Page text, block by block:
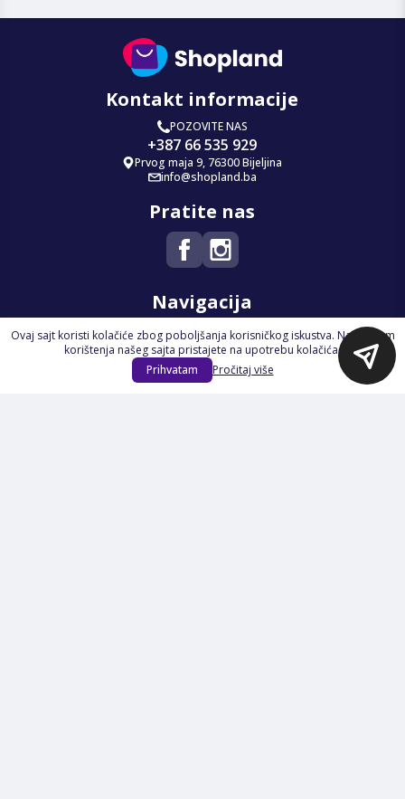
Kontakt informacije
POZOVITE NAS
+387 66 535 929
Prvog maja 9, 76300 Bijeljina
info@shopland.ba
Pratite nas
Navigacija
Početna
Na Akciji
Izdvajamo
Ovaj sajt koristi kolačiće zbog poboljšanja korisničkog iskustva. Nastavkom
korištenja našeg sajta pristajete na upotrebu kolačića.
Prihvatam
Pročitaj više